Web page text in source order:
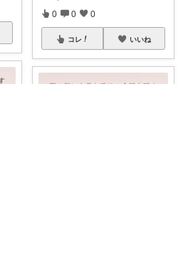
0 0 0
コレ いいね